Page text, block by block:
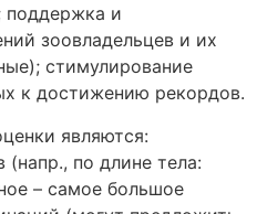
поддержка и
зоовладельцев и их
стимулирование
к достижению рекордов.
являются:
(напр., по длине тела:
– самое большое